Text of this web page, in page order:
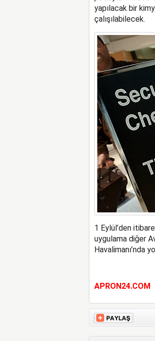
yapılacak bir
çalışılabilecek.
1 Eylül’den
uygulama diğer
Havalimanı’nda
APRON24.COM